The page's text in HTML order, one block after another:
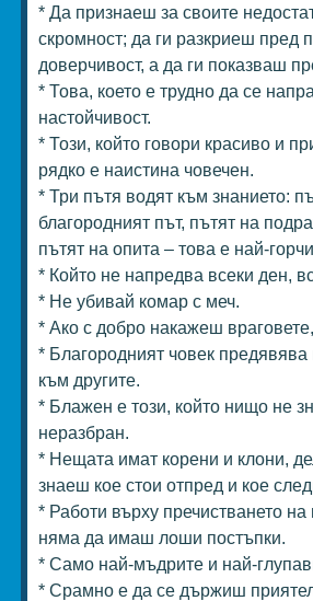
* Да признаеш за своите
скромност; да ги разкриеш пред
доверчивост, а да ги показваш
* Това, което е трудно да се
настойчивост.
* Този, който говори красиво и
рядко е наистина човечен.
* Три пътя водят към знанието:
благородният път, пътят на
пътят на опита – това е най-
* Който не напредва всеки ден,
* Не убивай комар с меч.
* Ако с добро накажеш
* Благородният човек
към другите.
* Блажен е този, който нищо не
неразбран.
* Нещата имат корени и клони,
знаеш кое стои отпред и кое
* Работи върху пречистването
няма да имаш лоши постъпки.
* Само най-мъдрите и най-
* Срамно е да се държиш